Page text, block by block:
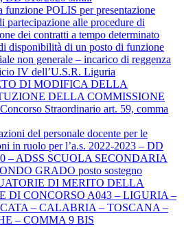
funzione POLIS per presentazione
partecipazione alle procedure di
dei contratti a tempo determinato
disponibilità di un posto di funzione
non generale – incarico di reggenza
IV dell’U.S.R. Liguria
DI MODIFICA DELLA
DELLA COMMISSIONE
Straordinario art. 59, comma
del personale docente per le
in ruolo per l’a.s. 2022-2023 – DD
– ADSS SCUOLA SECONDARIA
GRADO posto sostegno
DI MERITO DELLA
DI CONCORSO A043 – LIGURIA –
– CALABRIA – TOSCANA –
– COMMA 9 BIS